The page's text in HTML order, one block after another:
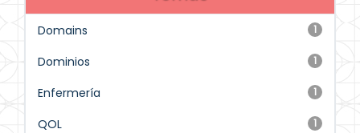
1
Domains
1
Dominios
1
Enfermería
1
QOL